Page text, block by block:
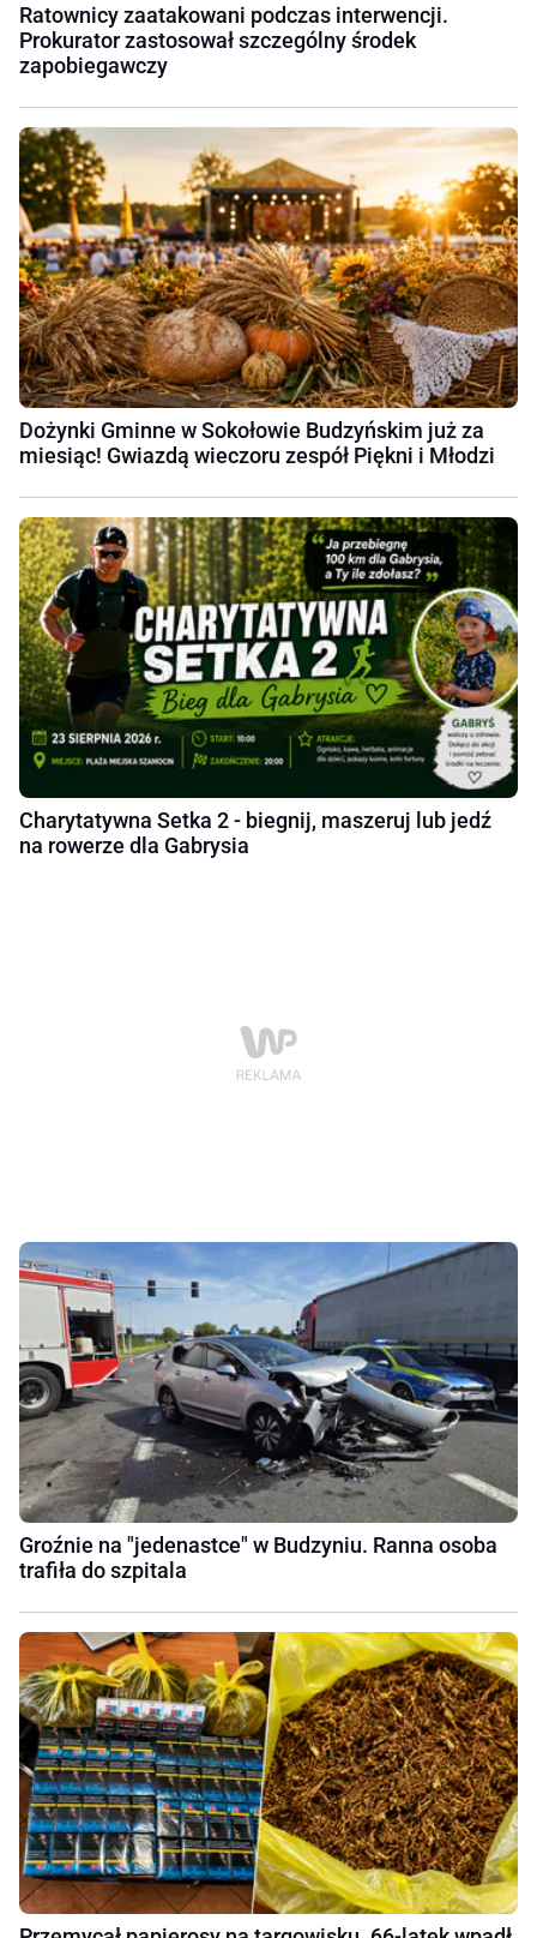
Ratownicy zaatakowani podczas interwencji.
Prokurator zastosował szczególny środek
zapobiegawczy
Dożynki Gminne w Sokołowie Budzyńskim już za
miesiąc! Gwiazdą wieczoru zespół Piękni i Młodzi
Charytatywna Setka 2 - biegnij, maszeruj lub jedź
na rowerze dla Gabrysia
Groźnie na "jedenastce" w Budzyniu. Ranna osoba
trafiła do szpitala